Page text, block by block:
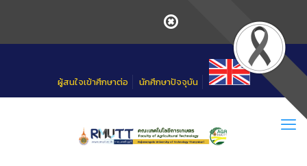
ผู้สนใจเข้าศึกษาต่อ นักศึกษาปัจจุบัน